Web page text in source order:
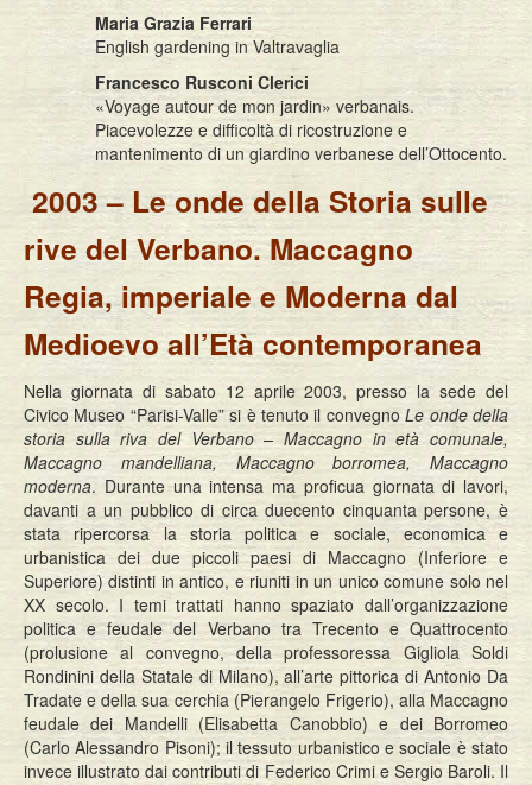
Maria Grazia Ferrari
English gardening in Valtravaglia
Francesco Rusconi Clerici
«Voyage autour de mon jardin» verbanais.
Piacevolezze e difficoltà di ricostruzione e
mantenimento di un giardino verbanese dell’Ottocento.
2003 – Le onde della Storia sulle
rive del Verbano. Maccagno
Regia, imperiale e Moderna dal
Medioevo all’Età contemporanea
Nella giornata di sabato 12 aprile 2003, presso la sede del
Civico Museo “Parisi-Valle” si è tenuto il convegnoLe onde della
storia sulla riva del Verbano – Maccagno in età comunale,
Maccagno mandelliana, Maccagno borromea, Maccagno
moderna. Durante una intensa ma proficua giornata di lavori,
davanti a un pubblico di circa duecento cinquanta persone, è
stata ripercorsa la storia politica e sociale, economica e
urbanistica dei due piccoli paesi di Maccagno (Inferiore e
Superiore) distinti in antico, e riuniti in un unico comune solo nel
XX secolo. I temi trattati hanno spaziato dall’organizzazione
politica e feudale del Verbano tra Trecento e Quattrocento
(prolusione al convegno, della professoressa Gigliola Soldi
Rondinini della Statale di Milano), all’arte pittorica di Antonio Da
Tradate e della sua cerchia (Pierangelo Frigerio), alla Maccagno
feudale dei Mandelli (Elisabetta Canobbio) e dei Borromeo
(Carlo Alessandro Pisoni); il tessuto urbanistico e sociale è stato
invece illustrato dai contributi di Federico Crimi e Sergio Baroli. Il